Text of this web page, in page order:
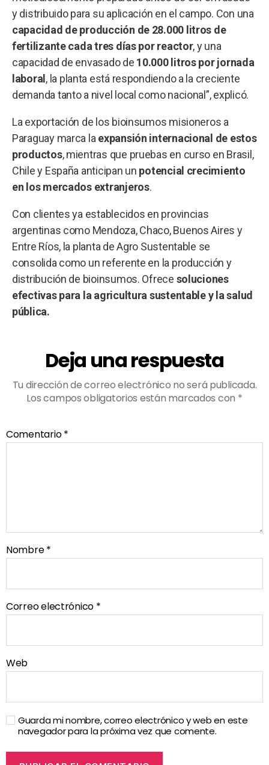
y distribuido para su aplicación en el campo. Con una
capacidad de producción de 28.000 litros de
fertilizante cada tres días por reactor, y una
capacidad de envasado de 10.000 litros por jornada
laboral , la planta está respondiendo a la creciente
demanda tanto a nivel local como nacional”, explicó.
La exportación de los bioinsumos misioneros a
Paraguay marca la expansión internacional de estos
productos, mientras que pruebas en curso en Brasil,
Chile y España anticipan un potencial crecimiento
en los mercados extranjeros.
Con clientes ya establecidos en provincias
argentinas como Mendoza, Chaco, Buenos Aires y
Entre Ríos, la planta de Agro Sustentable se
consolida como un referente en la producción y
distribución de bioinsumos. Ofrece soluciones
efectivas para la agricultura sustentable y la salud
pública.
Deja una respuesta
Tu dirección de correo electrónico no será publicada.
Los campos obligatorios están marcados con *
Comentario*
Nombre*
Correo electrónico *
Web
Guarda mi nombre, correo electrónico y web en este
navegador para la próxima vez que comente.